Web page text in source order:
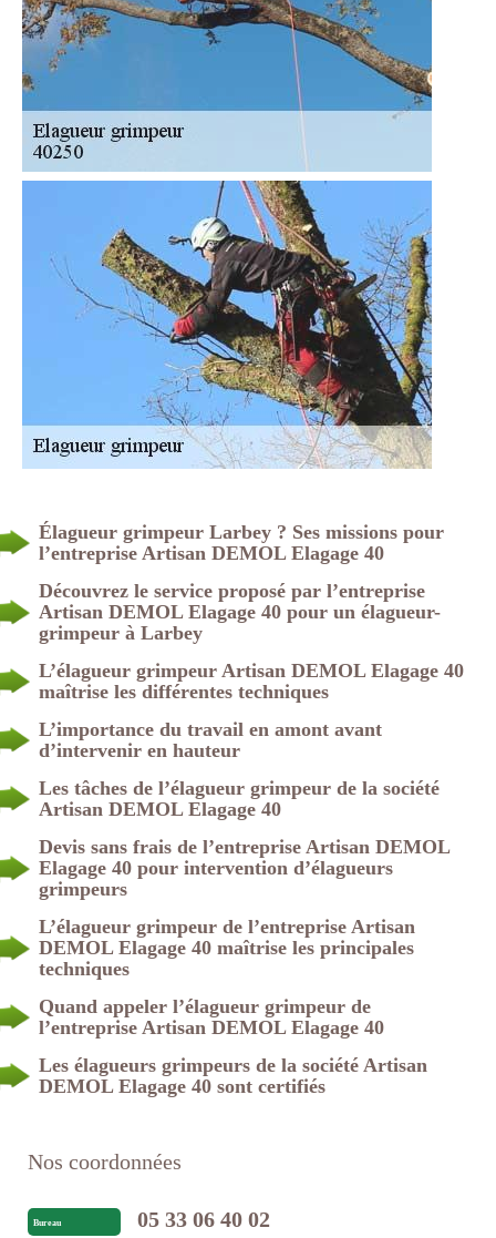
Élagueur grimpeur Larbey ? Ses missions pour
l’entreprise Artisan DEMOL Elagage 40
Découvrez le service proposé par l’entreprise
Artisan DEMOL Elagage 40 pour un élagueur-
grimpeur à Larbey
L’élagueur grimpeur Artisan DEMOL Elagage 40
maîtrise les différentes techniques
L’importance du travail en amont avant
d’intervenir en hauteur
Les tâches de l’élagueur grimpeur de la société
Artisan DEMOL Elagage 40
Devis sans frais de l’entreprise Artisan DEMOL
Elagage 40 pour intervention d’élagueurs
grimpeurs
L’élagueur grimpeur de l’entreprise Artisan
DEMOL Elagage 40 maîtrise les principales
techniques
Quand appeler l’élagueur grimpeur de
l’entreprise Artisan DEMOL Elagage 40
Les élagueurs grimpeurs de la société Artisan
DEMOL Elagage 40 sont certifiés
Nos coordonnées
Bureau 05 33 06 40 02